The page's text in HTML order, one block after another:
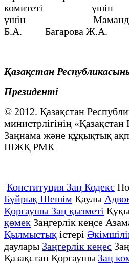
үшін
Б.А. Багарова Ж.А.
Қазақстан
Президенті
© 2012. Қазақстан
министрлігінің
Заңнама және құқықтық
ШЖҚ РМК
Конституция Заң Кодекс
Бұйрық Шешім Қаулы
Қорғаушы Заң қызметі
қөмек Заңгерлік кеңсе
Қылмыстық істері
даулары Заңгерлік кеңес
Қазақстан Қорғаушы Заң